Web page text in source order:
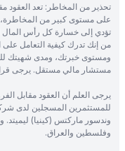
على مستوى كبير من المخاطرة،
تؤدي إلى خسارة كل رأس المال
من إنك تدرك كيفية التعامل على
ومستوى خبرتك، ومدى شهيتك
مستشار مالي مستقل. يرجى
يرجى العلم أن العقود مقابل
للمستثمرين المسجلين لدى
وندسور ماركتس (كينيا) ليميتد.
وفلسطين والعراق.